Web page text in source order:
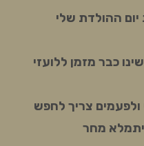
את יום ההולדת שלי
כבר מזמן ללועזי
צריך לחפש
מחר